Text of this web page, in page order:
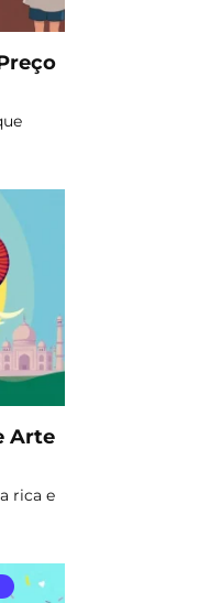
Arte
rica e